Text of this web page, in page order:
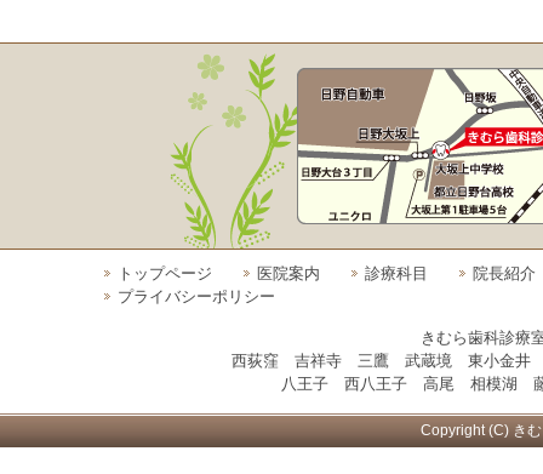
トップページ 医院案内 診療科目
院長紹介
プライバシーポリシー
きむら歯科診療
西荻窪 吉祥寺 三鷹 武蔵境 東小金
八王子 西八王子 高尾 相模湖
Copyright (C) き